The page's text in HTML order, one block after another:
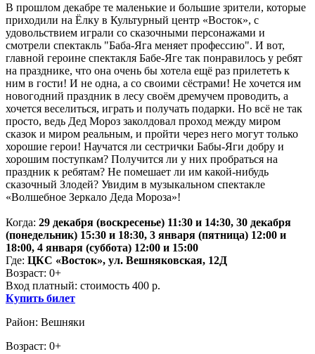
В прошлом декабре те маленькие и большие зрители, которые
приходили на Ёлку в Культурный центр «Восток», с
удовольствием играли со сказочными персонажами и
смотрели спектакль "Баба-Яга меняет профессию". И вот,
главной героине спектакля Бабе-Яге так понравилось у ребят
на празднике, что она очень бы хотела ещё раз прилететь к
ним в гости! И не одна, а со своими сёстрами! Не хочется им
новогодний праздник в лесу своём дремучем проводить, а
хочется веселиться, играть и получать подарки. Но всё не так
просто, ведь Дед Мороз заколдовал проход между миром
сказок и миром реальным, и пройти через него могут только
хорошие герои! Научатся ли сестрички Бабы-Яги добру и
хорошим поступкам? Получится ли у них пробраться на
праздник к ребятам? Не помешает ли им какой-нибудь
сказочный Злодей? Увидим в музыкальном спектакле
«Волшебное Зеркало Деда Мороза»!
Когда: 29 декабря (воскресенье) 11:30 и 14:30, 30 декабря
(понедельник) 15:30 и 18:30, 3 января (пятница) 12:00 и
18:00, 4 января (суббота) 12:00 и 15:00
Где: ЦКС «Восток», ул. Вешняковская, 12Д
Возраст: 0+
Вход платный: стоимость 400 р.
Купить билет
Район: Вешняки
Возраст: 0+